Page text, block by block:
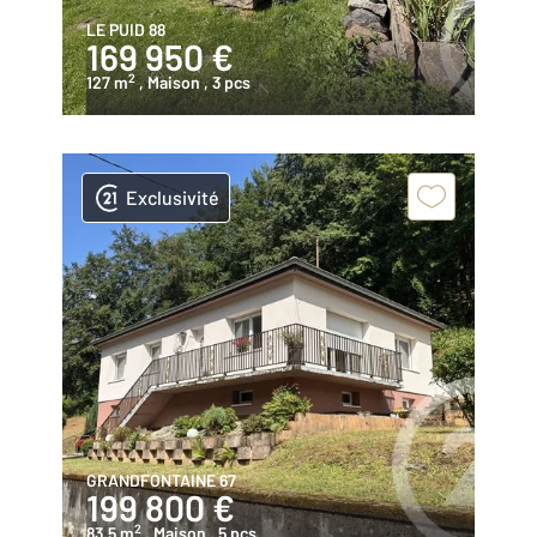
LE PUID 88
169 950 €
127 m2 , Maison, 3 pcs
Exclusivité
GRANDFONTAINE 67
199 800 €
83,5 m2 , Maison , 5 pcs